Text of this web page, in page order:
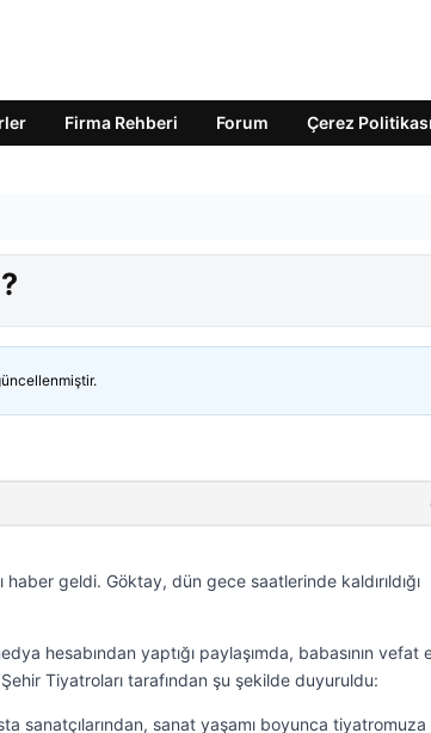
Firma Rehberi Forum Çerez Politikası
geldi. Göktay, dün gece saatlerinde kaldırıldığı
hesabından yaptığı paylaşımda, babasının vefat
Tiyatroları tarafından şu şekilde duyuruldu:
sanatçılarından, sanat yaşamı boyunca tiyatromuza